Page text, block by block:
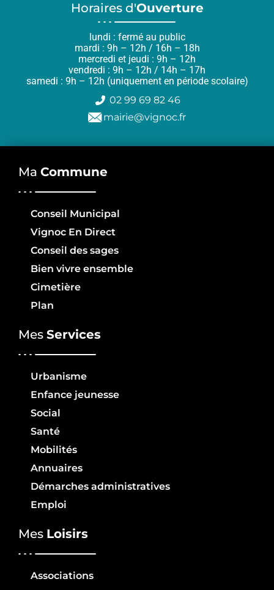
Horaires d'Ouverture
lundi : fermé au public
mardi : 9h – 12h / 16h – 18h
mercredi et jeudi : 9h – 12h
vendredi : 9h – 12h / 14h – 17h
samedi : 9h – 12h (uniquement en période scolaire)
02 99 69 82 46
mairie@vignoc.fr
Ma Commune
Conseil Municipal
Vignoc En Direct
Conseil des sages
Bien vivre ensemble
Cimetière
Plan
Mes Services
Urbanisme
Enfance jeunesse
Social
Santé
Mobilités
Annuaires
Démarches administratives
Emploi
Mes Loisirs
Associations